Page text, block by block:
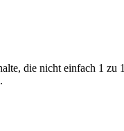
die nicht einfach 1 zu